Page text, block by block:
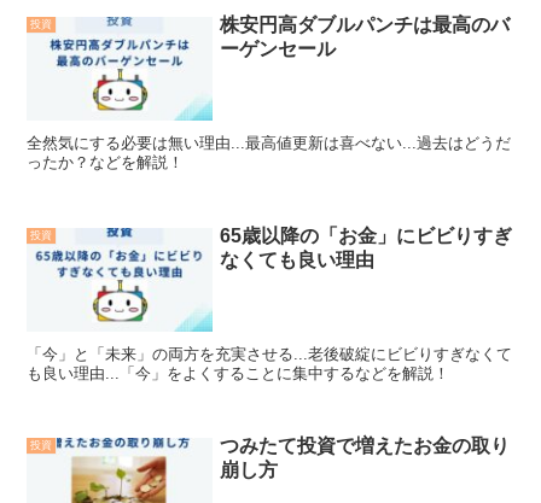
投資
株安円高ダブルパンチは最高のバ
ーゲンセール
全然気にする必要は無い理由...最高値更新は喜べない...過去はどうだ
ったか？などを解説！
投資
65歳以降の「お金」にビビりすぎ
なくても良い理由
「今」と「未来」の両方を充実させる...老後破綻にビビりすぎなくて
も良い理由...「今」をよくすることに集中するなどを解説！
投資
つみたて投資で増えたお金の取り
崩し方